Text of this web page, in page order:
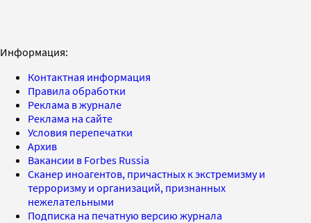
Информация:
Контактная информация
Правила обработки
Реклама в журнале
Реклама на сайте
Условия перепечатки
Архив
Вакансии в Forbes Russia
Сканер иноагентов, причастных к экстремизму и
терроризму и организаций, признанных
нежелательными
Подписка на печатную версию журнала